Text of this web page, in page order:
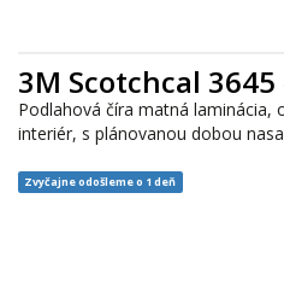
3M Scotchcal
Podlahová číra matná laminácia,
interiér, s plánovanou dobou
Zvyčajne odošleme o 1 deň